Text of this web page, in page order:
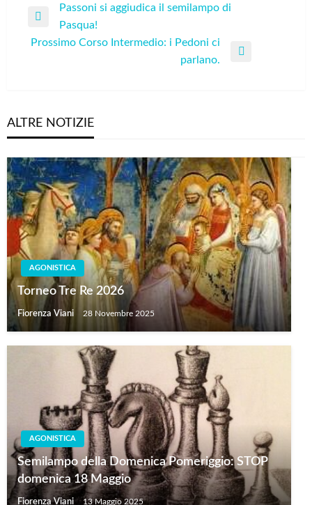
Navigazione
articoli
Previous
Post
Passoni si aggiudica il semilampo di
Pasqua!
Prossimo Corso Intermedio: i Pedoni ci
parlano.
ALTRE NOTIZIE
AGONISTICA
Torneo Tre Re 2026
Fiorenza Viani 28 Novembre 2025
AGONISTICA
Semilampo della Domenica Pomeriggio: STOP
domenica 18 Maggio
Fiorenza Viani 13 Maggio 2025